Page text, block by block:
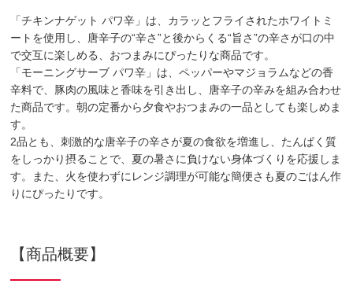
「チキンナゲット パワ辛」は、カラッとフライされたホワイトミ
ートを使用し、唐辛子の“辛さ”と後からくる“旨さ”の辛さが口の中
で交互に楽しめる、おつまみにぴったりな商品です。
「モーニングサーブ パワ辛」は、ペッパーやマジョラムなどの香
辛料で、豚肉の風味と香味を引き出し、唐辛子の辛みを組み合わせ
た商品です。朝の定番から夕食やおつまみの一品としても楽しめま
す。
2品とも、刺激的な唐辛子の辛さが夏の食欲を増進し、たんぱく質
をしっかり摂ることで、夏の暑さに負けない身体づくりを応援しま
す。また、火を使わずにレンジ調理が可能な簡便さも夏のごはん作
りにぴったりです。
【商品概要】